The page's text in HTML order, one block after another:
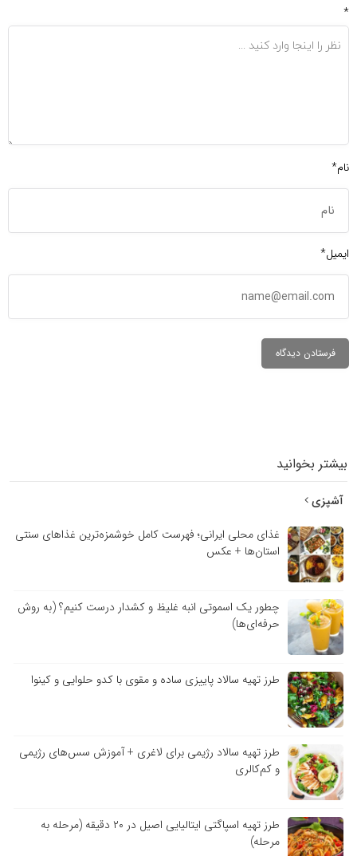
*
نام*
ایمیل*
بیشتر بخوانید
آشپزی
غذای محلی ایرانی؛ فهرست کامل خوشمزه‌ترین غذاهای سنتی
استان‌ها + عکس
چطور یک اسموتی انبه غلیظ و کشدار درست کنیم؟ (به روش
حرفه‌ای‌ها)
طرز تهیه سالاد پاییزی ساده و مقوی با کدو حلوایی و کینوا
طرز تهیه سالاد رژیمی برای لاغری + آموزش سس‌های رژیمی
و کم‌کالری
طرز تهیه اسپاگتی ایتالیایی اصیل در ۲۰ دقیقه (مرحله به
مرحله)